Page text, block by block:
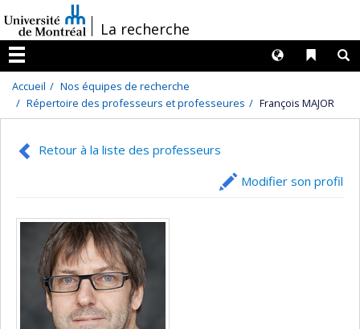
au
contenu
/La recherche
Menu
Liens
Langues
Accueil
Nos équipes de recherche
Répertoire des professeurs et professeures
François MAJOR
Retour à la liste des professeurs
Modifier son profil